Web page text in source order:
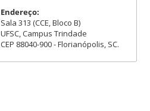
Endereço:
Sala 313 (CCE, Bloco B)
UFSC, Campus Trindade
CEP 88040-900 - Florianópolis, SC.